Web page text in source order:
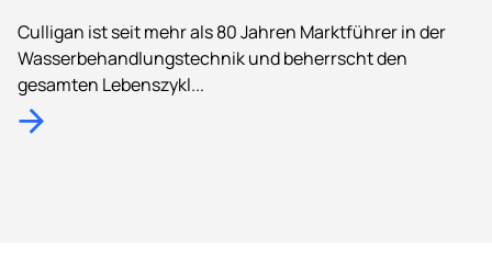
Culligan ist seit mehr als 80 Jahren Marktführer in der
Wasserbehandlungstechnik und beherrscht den
gesamten Lebenszykl...